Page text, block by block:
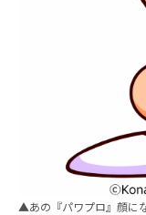
▲あの『パワプロ』顔に